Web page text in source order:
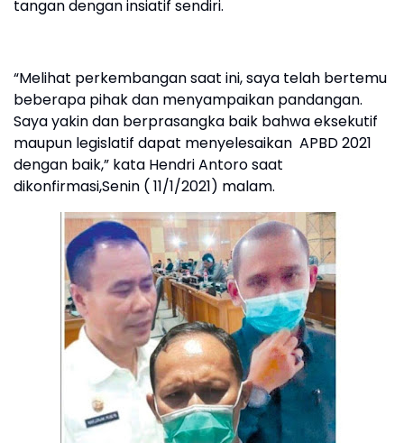
tangan dengan insiatif sendiri.
“Melihat perkembangan saat ini, saya telah bertemu
beberapa pihak dan menyampaikan pandangan.
Saya yakin dan berprasangka baik bahwa eksekutif
maupun legislatif dapat menyelesaikan APBD 2021
dengan baik,” kata Hendri Antoro saat
dikonfirmasi,Senin ( 11/1/2021) malam.